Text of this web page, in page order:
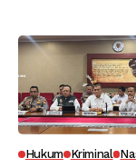
Hukum Kriminal